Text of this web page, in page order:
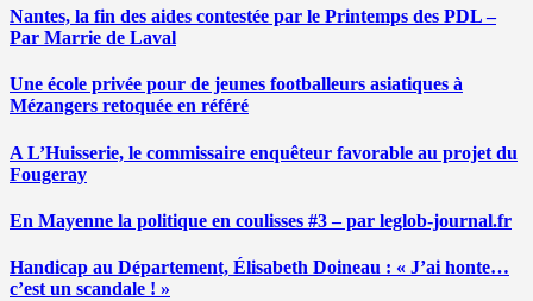
Nantes, la fin des aides contestée par le Printemps des PDL –
Par Marrie de Laval
Une école privée pour de jeunes footballeurs asiatiques à
Mézangers retoquée en référé
A L’Huisserie, le commissaire enquêteur favorable au projet du
Fougeray
En Mayenne la politique en coulisses #3 – par leglob-journal.fr
Handicap au Département, Élisabeth Doineau : « J’ai honte…
c’est un scandale ! »